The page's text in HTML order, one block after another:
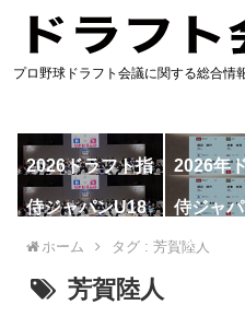
プロ野球ドラフト会議に関する総合情
2026ドラフト指
名予想
2026年
候補
侍ジャパンU18
代表
侍ジャ
代表
ホーム タグ : 芳賀陸人
芳賀陸人